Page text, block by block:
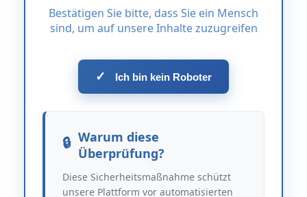
Bestätigen Sie bitte, dass Sie ein Mensch
sind, um auf unsere Inhalte zuzugreifen
✓ Ich bin kein Roboter
Warum diese
Überprüfung?
Diese Sicherheitsmaßnahme schützt
unsere Plattform vor automatisierten